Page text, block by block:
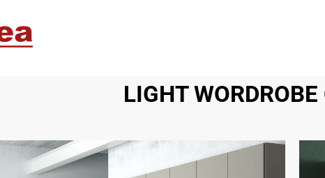
LIGHT